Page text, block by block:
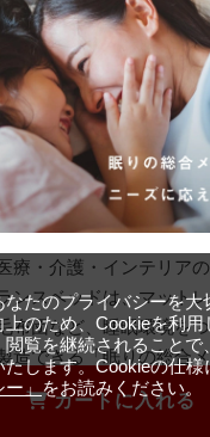
カートに入れる
療・介護・インテリア
ンスベッドは、マット
布団など、睡眠環境を
造できる「眠りの総合
に対応した商品をつく
たのプライバシーを大
のため、Cookieを利
覧を継続されることで
します。Cookieの仕様
ー」をお読みください。